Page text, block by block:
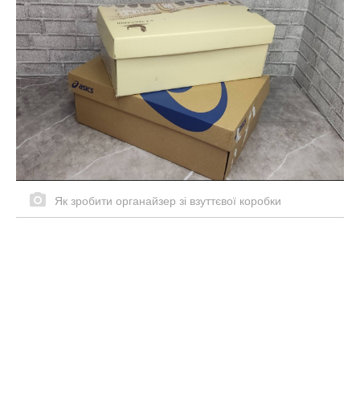
Як зробити органайзер зі взуттєвої коробки